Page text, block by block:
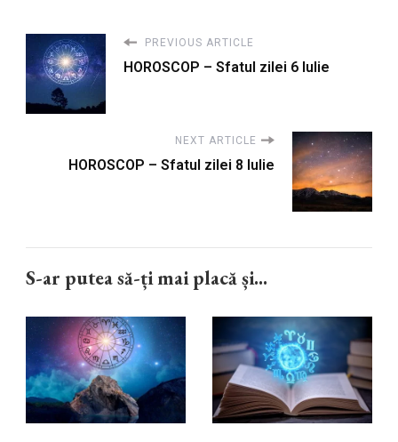
PREVIOUS ARTICLE
HOROSCOP – Sfatul zilei 6 Iulie
NEXT ARTICLE
HOROSCOP – Sfatul zilei 8 Iulie
S-ar putea să-ți mai placă și...